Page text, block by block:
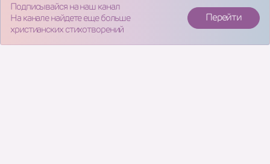
Подписывайся на наш канал
На канале найдете еще больше
христианских стихотворений
Перейти